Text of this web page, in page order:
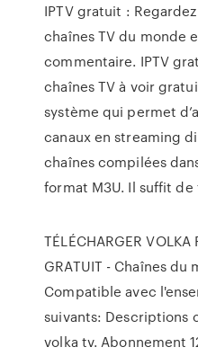
IPTV gratuit :
chaînes TV du monde
commentaire. IPTV
chaînes TV à voir
système qui permet
canaux en streaming
chaînes compilées
format M3U. Il suffit
TÉLÉCHARGER
GRATUIT - Chaînes du
Compatible avec
suivants: Descriptions
volka tv. Abonnement